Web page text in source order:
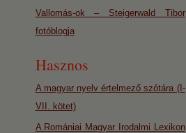
Vallomás-ok – Steigerwald Tibor
fotóblogja
Hasznos
A magyar nyelv értelmező szótára (I-
VII. kötet)
A Romániai Magyar Irodalmi Lexikon